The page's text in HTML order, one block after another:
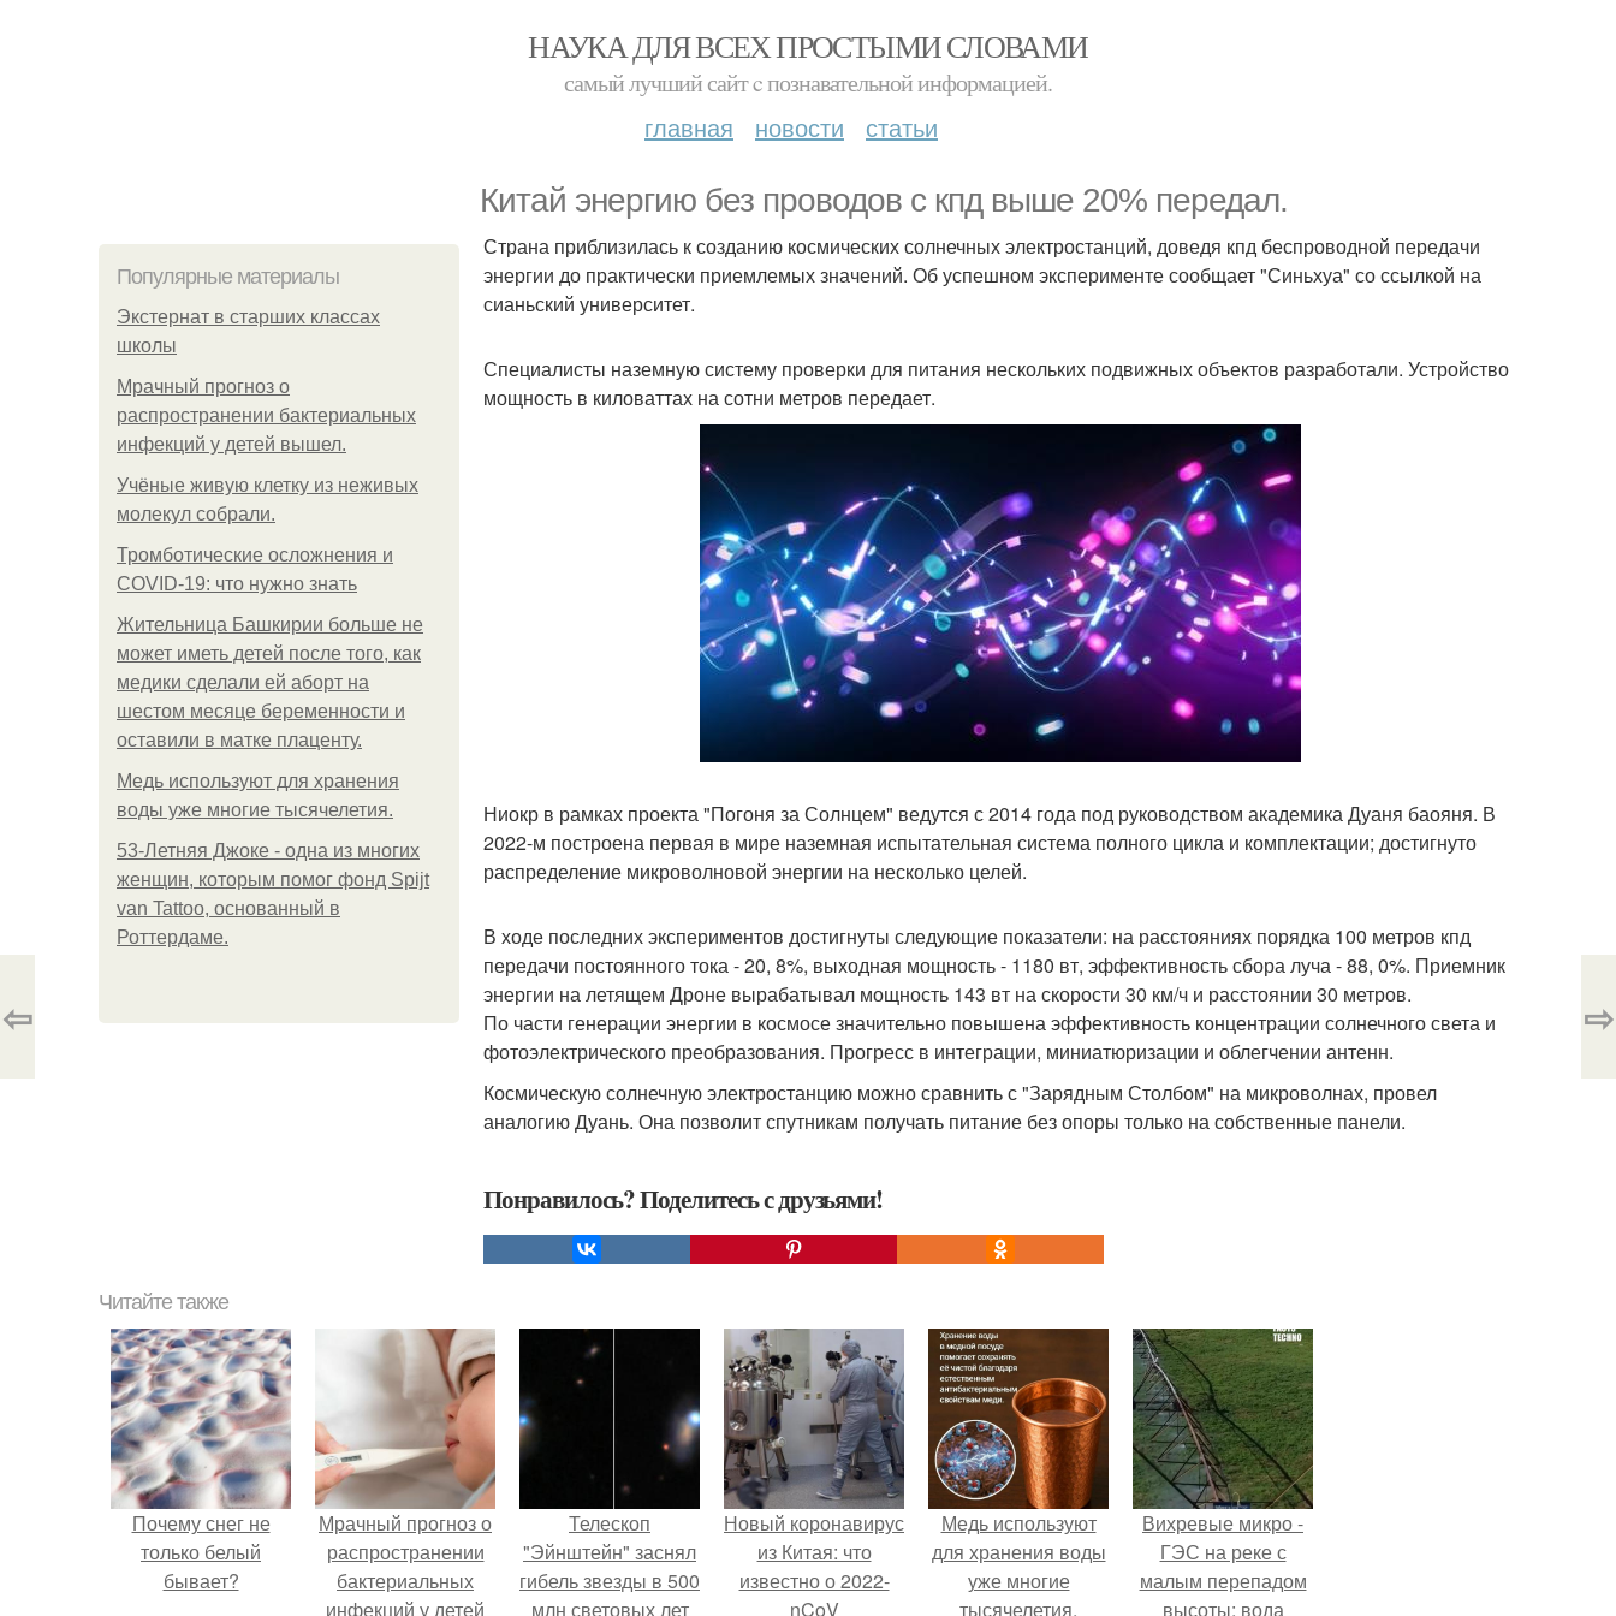
НАУКА ДЛЯ ВСЕХ ПРОСТЫМИ СЛОВАМИ
самый лучший сайт c познавательной информацией.
главная новости статьи
Китай энергию без проводов с кпд выше 20% передал.
Популярные материалы
Экстернат в старших классах
школы
Мрачный прогноз о
распространении бактериальных
инфекций у детей вышел.
Учёные живую клетку из неживых
молекул собрали.
Тромботические осложнения и
COVID-19: что нужно знать
Жительница Башкирии больше не
может иметь детей после того, как
медики сделали ей аборт на
шестом месяце беременности и
оставили в матке плаценту.
Медь используют для хранения
воды уже многие тысячелетия.
53-Летняя Джоке - одна из многих
женщин, которым помог фонд Spijt
van Tattoo, основанный в
Роттердаме.
Страна приблизилась к созданию космических солнечных электростанций, доведя кпд беспроводной передачи
энергии до практически приемлемых значений. Об успешном эксперименте сообщает "Синьхуа" со ссылкой на
сианьский университет.
Специалисты наземную систему проверки для питания нескольких подвижных объектов разработали. Устройство
мощность в киловаттах на сотни метров передает.
Ниокр в рамках проекта "Погоня за Солнцем" ведутся с 2014 года под руководством академика Дуаня баояня. В
2022-м построена первая в мире наземная испытательная система полного цикла и комплектации; достигнуто
распределение микроволновой энергии на несколько целей.
В ходе последних экспериментов достигнуты следующие показатели: на расстояниях порядка 100 метров кпд
передачи постоянного тока - 20, 8%, выходная мощность - 1180 вт, эффективность сбора луча - 88, 0%. Приемник
энергии на летящем Дроне вырабатывал мощность 143 вт на скорости 30 км/ч и расстоянии 30 метров.
По части генерации энергии в космосе значительно повышена эффективность концентрации солнечного света и
фотоэлектрического преобразования. Прогресс в интеграции, миниатюризации и облегчении антенн.
Космическую солнечную электростанцию можно сравнить с "Зарядным Столбом" на микроволнах, провел
аналогию Дуань. Она позволит спутникам получать питание без опоры только на собственные панели.
Понравилось? Поделитесь с друзьями!
⇦ ⇨
Читайте также
Почему снег не
только белый
бывает?
Мрачный прогноз о
распространении
бактериальных
инфекций у детей
Телескоп
"Эйнштейн" заснял
гибель звезды в 500
млн световых лет
Новый коронавирус
из Китая: что
известно о 2022-
nCoV
Медь используют
для хранения воды
уже многие
тысячелетия.
Вихревые микро -
ГЭС на реке с
малым перепадом
высоты: вода